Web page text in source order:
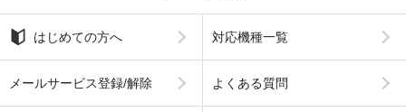
はじめての方へ 対応機種一覧
メールサービス登録/解除 よくある質問